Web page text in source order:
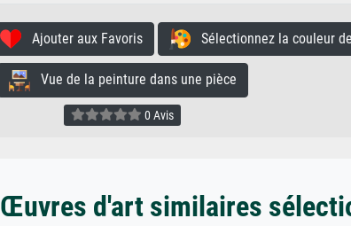
Ajouter aux Favoris Sélectionnez la couleur
Vue de la peinture dans une pièce
0 Avis
Œuvres d'art similaires